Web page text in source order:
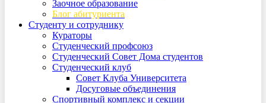
Заочное образование
Блог абитуриента
Студенту и сотруднику
Кураторы
Студенческий профсоюз
Студенческий Совет Дома студентов
Студенческий клуб
Совет Клуба Университета
Досуговые объединения
Спортивный комплекс и секции